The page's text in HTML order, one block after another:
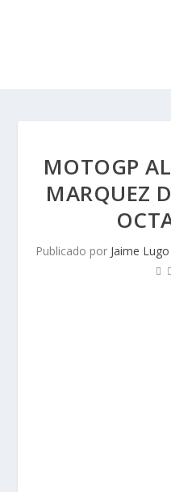
MOTOGP
MARQUEZ
Publicado por Jaime Lugo